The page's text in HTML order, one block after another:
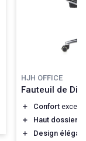
HJH OFFICE
Fauteuil de
＋ Confort
＋
Haut dossier
＋
Design élégant